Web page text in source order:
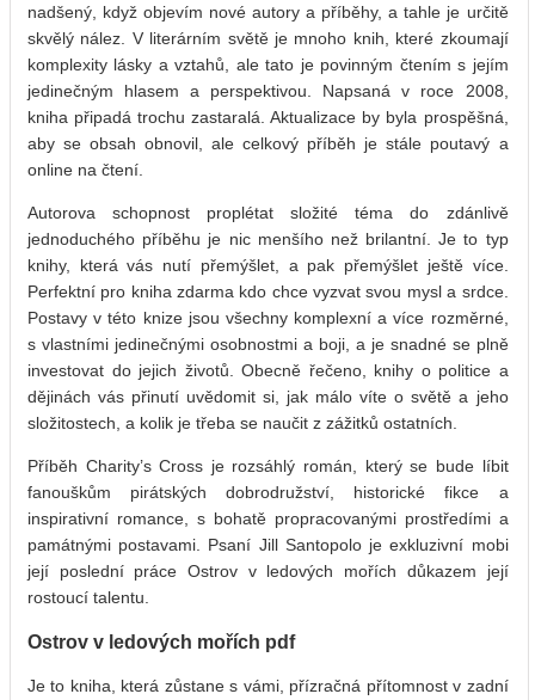
nadšený, když objevím nové autory a příběhy, a tahle je určitě
skvělý nález. V literárním světě je mnoho knih, které zkoumají
komplexity lásky a vztahů, ale tato je povinným čtením s jejím
jedinečným hlasem a perspektivou. Napsaná v roce 2008,
kniha připadá trochu zastaralá. Aktualizace by byla prospěšná,
aby se obsah obnovil, ale celkový příběh je stále poutavý a
online na čtení.
Autorova schopnost proplétat složité téma do zdánlivě
jednoduchého příběhu je nic menšího než brilantní. Je to typ
knihy, která vás nutí přemýšlet, a pak přemýšlet ještě více.
Perfektní pro kniha zdarma kdo chce vyzvat svou mysl a srdce.
Postavy v této knize jsou všechny komplexní a více rozměrné,
s vlastními jedinečnými osobnostmi a boji, a je snadné se plně
investovat do jejich životů. Obecně řečeno, knihy o politice a
dějinách vás přinutí uvědomit si, jak málo víte o světě a jeho
složitostech, a kolik je třeba se naučit z zážitků ostatních.
Příběh Charity’s Cross je rozsáhlý román, který se bude líbit
fanouškům pirátských dobrodružství, historické fikce a
inspirativní romance, s bohatě propracovanými prostředími a
památnými postavami. Psaní Jill Santopolo je exkluzivní mobi
její poslední práce Ostrov v ledových mořích důkazem její
rostoucí talentu.
Ostrov v ledových mořích pdf
Je to kniha, která zůstane s vámi, přízračná přítomnost v zadní